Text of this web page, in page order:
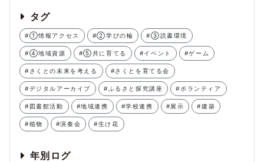
タグ
#①情報アクセス #②学びの輪 #③読書環境
#④地域資源 #⑤共に育てる #イベント #ゲーム
#さくとの未来を考える #さくとを育てる会
#デジタルアーカイブ #ふるさと探究講座 #ボランティア
#図書館活動 #地域連携 #学校連携 #展示 #建築
#植物 #演奏会 #生け花
年別ログ